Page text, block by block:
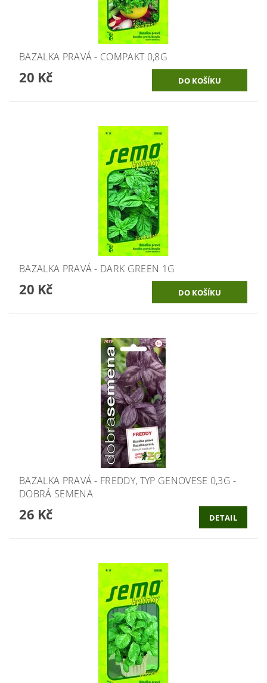
BAZALKA PRAVÁ - COMPAKT 0,8G
20 Kč
BAZALKA PRAVÁ - DARK GREEN 1G
20 Kč
BAZALKA PRAVÁ - FREDDY, TYP GENOVESE 0,3G -
DOBRÁ SEMENA
26 Kč DETAIL